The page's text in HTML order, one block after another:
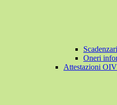
Oneri
Attestazioni